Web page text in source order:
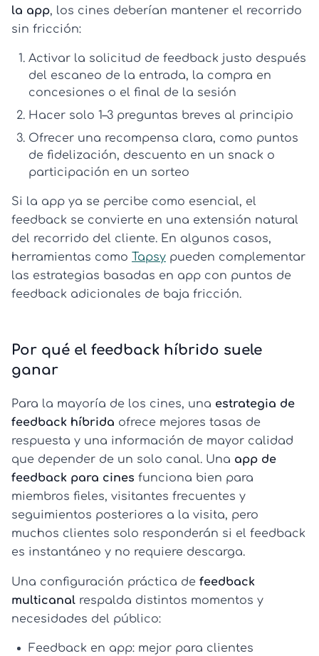
la app, los cines deberían mantener el recorrido
sin fricción:
Activar la solicitud de feedback justo después
del escaneo de la entrada, la compra en
concesiones o el final de la sesión
Hacer solo 1–3 preguntas breves al principio
Ofrecer una recompensa clara, como puntos
de fidelización, descuento en un snack o
participación en un sorteo
Si la app ya se percibe como esencial, el
feedback se convierte en una extensión natural
del recorrido del cliente. En algunos casos,
herramientas como Tapsy pueden complementar
las estrategias basadas en app con puntos de
feedback adicionales de baja fricción.
Por qué el feedback híbrido suele
ganar
Para la mayoría de los cines, una estrategia de
feedback híbrida ofrece mejores tasas de
respuesta y una información de mayor calidad
que depender de un solo canal. Una app de
feedback para cines funciona bien para
miembros fieles, visitantes frecuentes y
seguimientos posteriores a la visita, pero
muchos clientes solo responderán si el feedback
es instantáneo y no requiere descarga.
Una configuración práctica de feedback
multicanal respalda distintos momentos y
necesidades del público:
Feedback en app: mejor para clientes